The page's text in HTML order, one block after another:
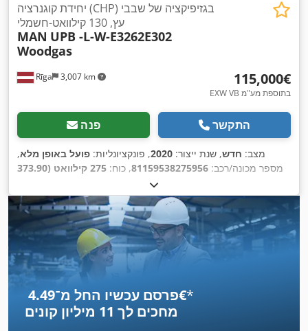
Rīga 3,007 km
יחידת קוגנרציה (CHP) בגזיפיקציה של שבבי
עץ, 130 קילוואט-חשמלי
MAN UPB -L-W-E3262E302
Woodgas
‏115,000 ‏€
EXW VB בתוספת מע"מ
פנה התקשר
מצב: חדש, שנת ייצור: 2020, פונקציונליות: פועל באופן מלא,
מספר מכונה/רכב: 81159538275956, כוח:
275 קילוואט (373.90
, מהירות סיבובית (דק'):
משקל כולל:1,763 ק"ג ,
פרסם עכשיו החל מ־‏4.49 ‏€*
מחכים לך 11 מיליון קונים